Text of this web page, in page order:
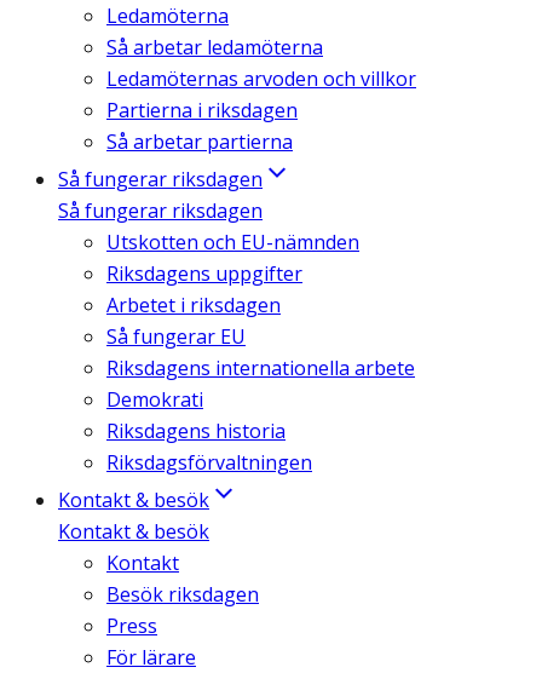
Ledamöterna
Så arbetar ledamöterna
Ledamöternas arvoden och villkor
Partierna i riksdagen
Så arbetar partierna
Så fungerar riksdagen
Så fungerar riksdagen
Utskotten och EU-nämnden
Riksdagens uppgifter
Arbetet i riksdagen
Så fungerar EU
Riksdagens internationella arbete
Demokrati
Riksdagens historia
Riksdagsförvaltningen
Kontakt & besök
Kontakt & besök
Kontakt
Besök riksdagen
Press
För lärare